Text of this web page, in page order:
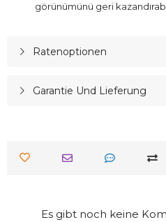
görünümünü geri
Ratenoptionen
Garantie Und Lieferung
Es gibt noch keine